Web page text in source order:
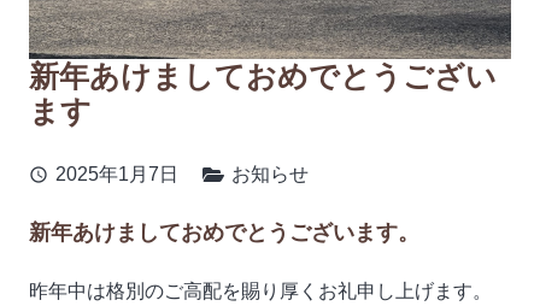
新年あけましておめでとうござい
ます
schedule 2025年1月7日 お知らせ
新年あけましておめでとうございます。
昨年中は格別のご高配を賜り厚くお礼申し上げます。